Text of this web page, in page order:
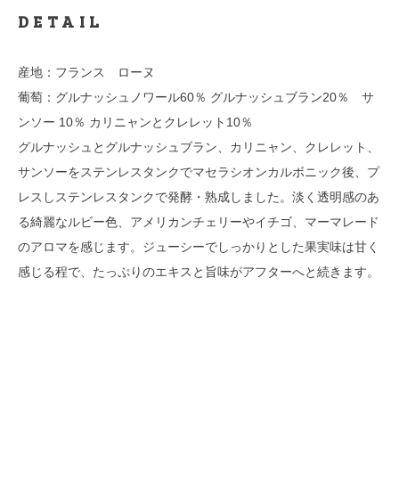
DETAIL
産地：フランス ローヌ
葡萄：グルナッシュノワール60％ グルナッシュブラン20％ サ
ンソー 10％ カリニャンとクレレット10％
グルナッシュとグルナッシュブラン、カリニャン、クレレット、
サンソーをステンレスタンクでマセラシオンカルボニック後、プ
レスしステンレスタンクで発酵・熟成しました。淡く透明感のあ
る綺麗なルビー色、アメリカンチェリーやイチゴ、マーマレード
のアロマを感じます。ジューシーでしっかりとした果実味は甘く
感じる程で、たっぷりのエキスと旨味がアフターへと続きます。